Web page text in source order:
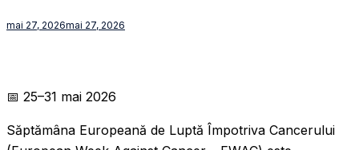
mai 27, 2026mai 27, 2026
📅 25–31 mai 2026
Săptămâna Europeană de Luptă Împotriva Cancerului